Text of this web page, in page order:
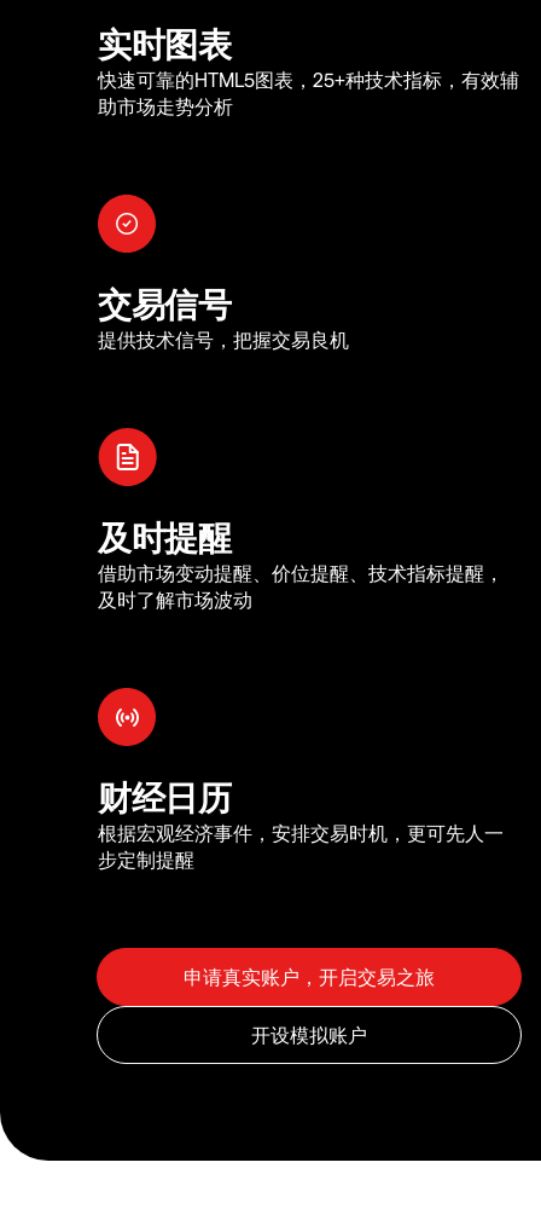
实时图表
快速可靠的HTML5图表，25+种技术指标，有效辅
助市场走势分析
交易信号
提供技术信号，把握交易良机
及时提醒
借助市场变动提醒、价位提醒、技术指标提醒，
及时了解市场波动
财经日历
根据宏观经济事件，安排交易时机，更可先人一
步定制提醒